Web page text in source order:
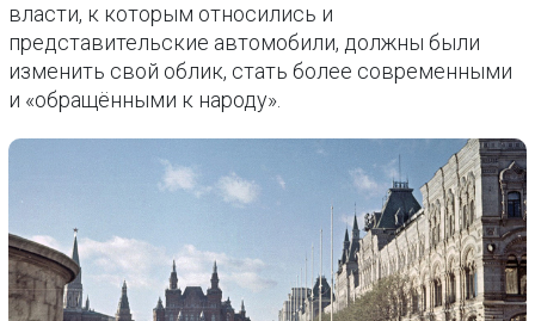
власти, к которым относились и
представительские автомобили, должны были
изменить свой облик, стать более современными
и «обращёнными к народу».